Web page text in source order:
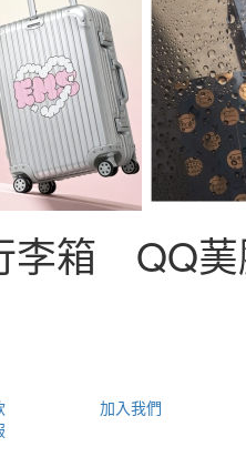
李箱 QQ
加入我們